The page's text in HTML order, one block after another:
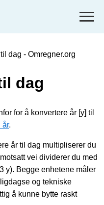
dag - Omregner.org
dag
for å konvertere år [y] til
år.
år til dag multipliserer du
vei dividerer du med
y). Begge enhetene måler
og tekniske
å kunne bytte raskt